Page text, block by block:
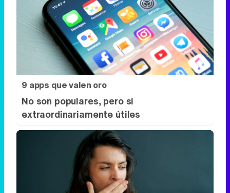
9 apps que valen oro
No son populares, pero sí
extraordinariamente útiles